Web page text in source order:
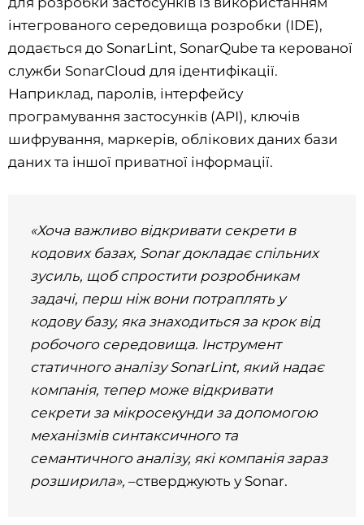
інтегрованого середовища розробки (IDE),
додається до SonarLint, SonarQube та керованої
служби SonarCloud для ідентифікації.
Наприклад, паролів, інтерфейсу
програмування застосунків (API), ключів
шифрування, маркерів, облікових даних бази
даних та іншої приватної інформації.
«Хоча важливо відкривати секрети в
кодових базах, Sonar докладає спільних
зусиль, щоб спростити розробникам
задачі, перш ніж вони потраплять у
кодову базу, яка знаходиться за крок від
робочого середовища. Інструмент
статичного аналізу SonarLint, який надає
компанія, тепер може відкривати
секрети за мікросекунди за допомогою
механізмів синтаксичного та
семантичного аналізу, які компанія зараз
розширила», –стверджують у Sonar.